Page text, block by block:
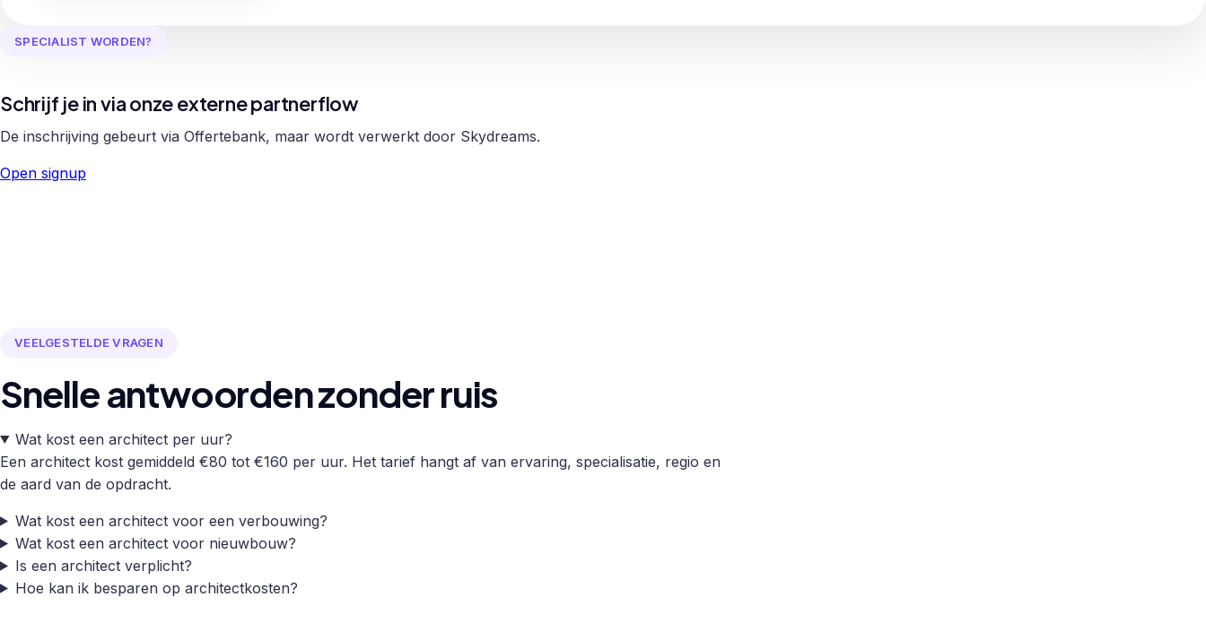
SPECIALIST WORDEN?
Schrijf je in via onze externe partnerflow
De inschrijving gebeurt via Offertebank, maar wordt verwerkt door Skydreams.
Open signup
VEELGESTELDE VRAGEN
Snelle antwoorden zonder ruis
Wat kost een architect per uur?
Een architect kost gemiddeld €80 tot €160 per uur. Het tarief hangt af van ervaring, specialisatie, regio en
de aard van de opdracht.
Wat kost een architect voor een verbouwing?
Wat kost een architect voor nieuwbouw?
Is een architect verplicht?
Hoe kan ik besparen op architectkosten?